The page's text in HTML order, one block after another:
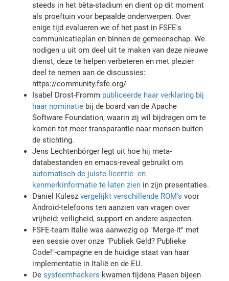
steeds in het bèta-stadium en dient op dit moment
als proeftuin voor bepaalde onderwerpen. Over
enige tijd evalueren we of het past in FSFE's
communicatieplan en binnen de gemeenschap. We
nodigen u uit om deel uit te maken van deze nieuwe
dienst, deze te helpen verbeteren en met plezier
deel te nemen aan de discussies:
https://community.fsfe.org/
Isabel Drost-Fromm publiceerde haar verklaring bij
haar nominatie bij de board van de Apache
Software Foundation, waarin zij wil bijdragen om te
komen tot meer transparantie naar mensen buiten
de stichting.
Jens Lechtenbörger legt uit hoe hij meta-
databestanden en emacs-reveal gebruikt om
automatisch de juiste licentie- en
kenmerkinformatie te laten zien in zijn presentaties.
Daniel Kuleszvergelijkt verschillende ROM's voor
Android-telefoons ten aanzien van vragen over
vrijheid: veiligheid, support en andere aspecten.
FSFE-team Italie was aanwezig op "Merge-it" met
een sessie over onze "Publiek Geld? Publieke
Code!"-campagne en de huidige staat van haar
implementatie in Italië en de EU.
Desysteemhackers kwamen tijdens Pasen bijeen